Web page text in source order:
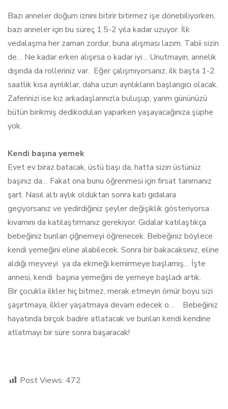
Bazı anneler doğum iznini bitirir bitirmez işe dönebiliyorken,
bazı anneler için bu süreç 1.5-2 yıla kadar uzuyor. İlk
vedalaşma her zaman zordur, buna alışması lazım. Tabii sizin
de… Ne kadar erken alışırsa o kadar iyi… Unutmayın, annelik
dışında da rolleriniz var. Eğer çalışmıyorsanız, ilk başta 1-2
saatlik kısa ayrılıklar, daha uzun ayrılıkların başlangıcı olacak.
Zaferinizi ise kız arkadaşlarınızla buluşup, yarım gününüzü
bütün birikmiş dedikoduları yaparken yaşayacağınıza şüphe
yok.
Kendi başına yemek
Evet ev biraz batacak, üstü başı da, hatta sizin üstünüz
başınız da… Fakat ona bunu öğrenmesi için fırsat tanımanız
şart. Nasıl altı aylık olduktan sonra katı gıdalara
geçiyorsanız ve yedirdiğiniz şeyler değişiklik gösteriyorsa
kıvamını da katılaştırmanız gerekiyor. Gıdalar katılaştıkça
bebeğiniz bunları çiğnemeyi öğrenecek. Bebeğiniz böylece
kendi yemeğini eline alabilecek. Sonra bir bakacaksınız, eline
aldığı meyveyi ya da ekmeği kemirmeye başlamış… İşte
annesi, kendi başına yemeğini de yemeye başladı artık.
Bir çocukla ilkler hiç bitmez, merak etmeyin ömür boyu sizi
şaşırtmaya, ilkler yaşatmaya devam edecek o… Bebeğiniz
hayatında birçok badire atlatacak ve bunları kendi kendine
atlatmayı bir süre sonra başaracak!
Post Views: 472